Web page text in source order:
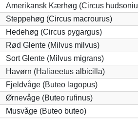
Amerikansk Kærhøg (Circus
Steppehøg (Circus macrourus)
Hedehøg (Circus pygargus)
Rød Glente (Milvus milvus)
Sort Glente (Milvus migrans)
Havørn (Haliaeetus albicilla)
Fjeldvåge (Buteo lagopus)
Ørnevåge (Buteo rufinus)
Musvåge (Buteo buteo)